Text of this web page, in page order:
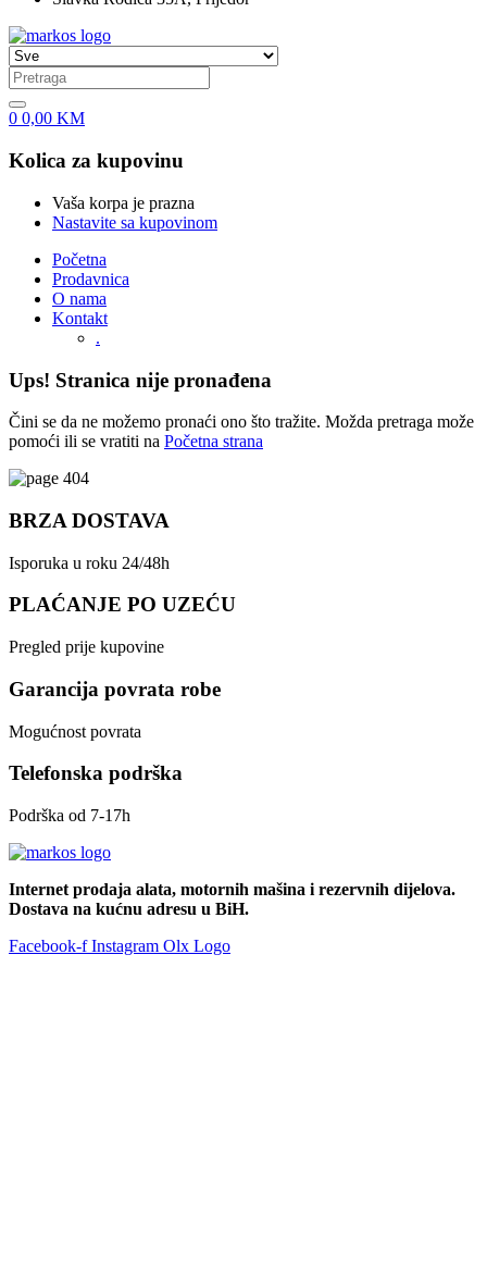
0 0,00 KM
Kolica za kupovinu
Vaša korpa je prazna
Nastavite sa kupovinom
Početna
Prodavnica
O nama
Kontakt
.
Ups! Stranica nije pronađena
Čini se da ne možemo pronaći ono što tražite. Možda pretraga može
pomoći ili se vratiti na Početna strana
BRZA DOSTAVA
Isporuka u roku 24/48h
PLAĆANJE PO UZEĆU
Pregled prije kupovine
Garancija povrata robe
Mogućnost povrata
Telefonska podrška
Podrška od 7-17h
Internet prodaja alata, motornih mašina i rezervnih dijelova.
Dostava na kućnu adresu u BiH.
Facebook-f Instagram Olx Logo